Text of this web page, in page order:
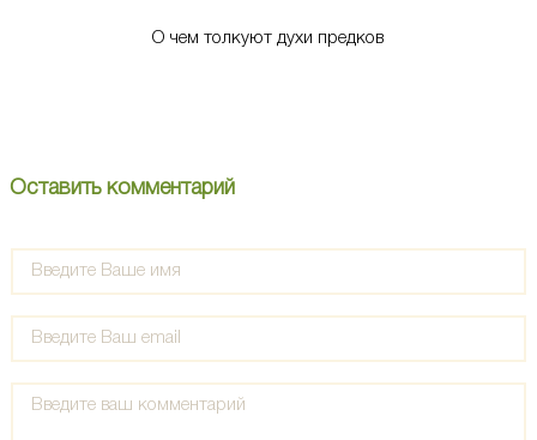
О чем толкуют духи предков
Оставить комментарий